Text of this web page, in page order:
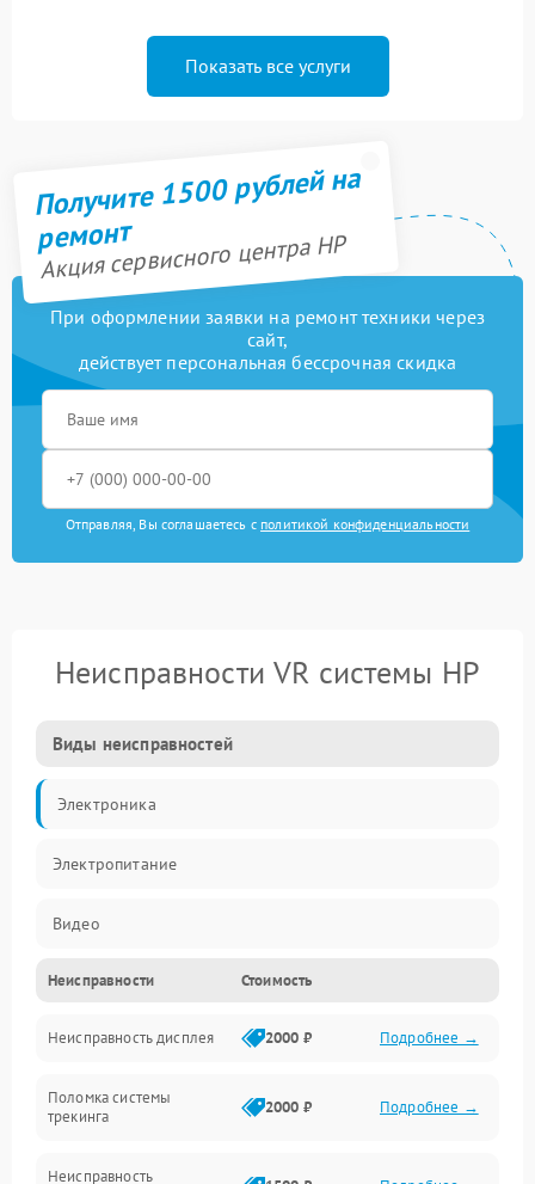
Показать все услуги
Получите 1500 рублей на
ремонт
Акция сервисного центра HP
При оформлении заявки на ремонт техники через
сайт,
действует персональная бессрочная скидка
Отправляя, Вы соглашаетесь с политикой конфиденциальности
Неисправности VR системы HP
Виды неисправностей
Электроника
Электропитание
Видео
ПО
Сенсоры
Механические повреждения
Неисправности Стоимость
Неисправность дисплея 2000 ₽ Подробнее →
Поломка системы
трекинга
2000 ₽ Подробнее →
Неисправность